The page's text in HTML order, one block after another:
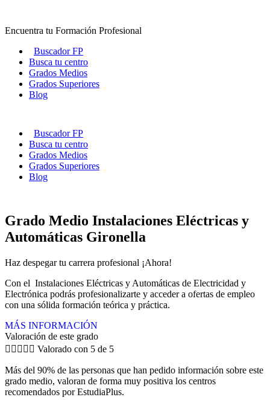
contenido
Encuentra tu Formación Profesional
Buscador FP
Busca tu centro
Grados Medios
Grados Superiores
Blog
Buscador FP
Busca tu centro
Grados Medios
Grados Superiores
Blog
Grado Medio Instalaciones Eléctricas y
Automáticas Gironella
Haz despegar tu carrera profesional ¡Ahora!
Con el Instalaciones Eléctricas y Automáticas de Electricidad y
Electrónica podrás profesionalizarte y acceder a ofertas de empleo
con una sólida formación teórica y práctica.
MÁS INFORMACIÓN
Valoración de este grado
     Valorado con 5 de 5
Más del 90% de las personas que han pedido información sobre este
grado medio, valoran de forma muy positiva los centros
recomendados por EstudiaPlus.